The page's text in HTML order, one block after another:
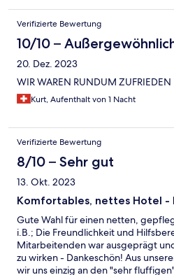
Verifizierte Bewertung
10/10 –
20. Dez. 2023
WIR WAREN RUNDUM ZUFRIEDEN
Kurt, Aufenthalt von 1 Nacht
Verifizierte Bewertung
8/10 – Sehr gut
13. Okt. 2023
Komfortables, nettes Hotel -
Gute Wahl für einen netten,
i.B.; Die Freundlichkeit und
Mitarbeitenden war ausgeprägt
zu wirken - Dankeschön! Aus
wir uns einzig an den "sehr